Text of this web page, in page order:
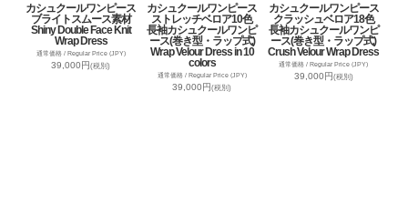
カシュクールワンピース
ブライトスムース素材
Shiny Double Face Knit
Wrap Dress
通常価格 / Regular Price (JPY)
39,000円(税別)
カシュクールワンピース
ストレッチベロア10色
長袖カシュクールワンピ
ース(巻き型・ラップ式)
Wrap Velour Dress in 10
colors
通常価格 / Regular Price (JPY)
39,000円(税別)
カシュクールワンピース
クラッシュベロア18色
長袖カシュクールワンピ
ース(巻き型・ラップ式)
Crush Velour Wrap Dress
通常価格 / Regular Price (JPY)
39,000円(税別)